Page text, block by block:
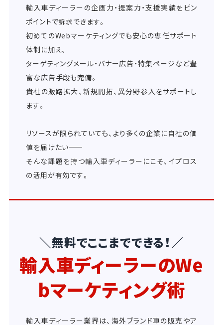
輸入車ディーラーの企画力・提案力・支援実績をピン
ポイントで訴求できます。
初めてのWebマーケティングでも安心の専任サポート
体制に加え、
ターゲティングメール・バナー広告・特集ページなど豊
富な広告手段も完備。
貴社の販路拡大、新規開拓、異分野参入をサポートし
ます。
リソースが限られていても、より多くの企業に自社の価
値を届けたい――
そんな課題を持つ輸入車ディーラーにこそ、イプロス
の活用が有効です。
＼無料でここまでできる！／
輸入車ディーラーのWe
bマーケティング術
輸入車ディーラー業界は、海外ブランド車の販売やア